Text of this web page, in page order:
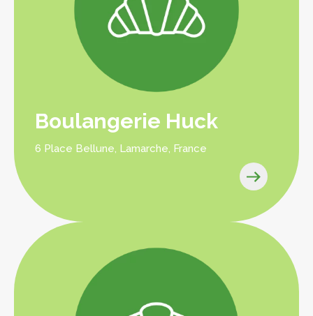
Boulangerie Huck
6 Place Bellune, Lamarche, France